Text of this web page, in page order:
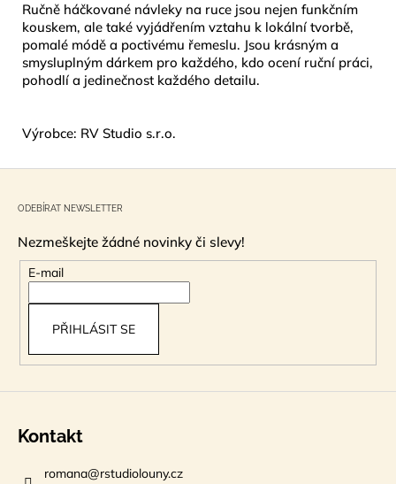
Ručně háčkované návleky na ruce jsou nejen funkčním
kouskem, ale také vyjádřením vztahu k lokální tvorbě,
pomalé módě a poctivému řemeslu. Jsou krásným a
smysluplným dárkem pro každého, kdo ocení ruční práci,
pohodlí a jedinečnost každého detailu.
Výrobce: RV Studio s.r.o.
ODEBÍRAT NEWSLETTER
Nezmeškejte žádné novinky či slevy!
E-mail
PŘIHLÁSIT SE
Kontakt
romana@rstudiolouny.cz